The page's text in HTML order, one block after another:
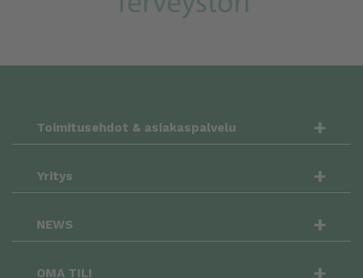
Toimitusehdot & asiakaspalvelu +
Yritys +
NEWS +
OMA TILI +